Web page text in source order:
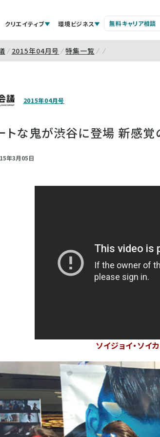
クリエイティブ 環境ビジネス 無料キャリア相談
2015年04月号 特集一覧
2015年04月号
トな鬼が渋谷に登場 新感覚
年3月05日
ソイジョイ・ソ